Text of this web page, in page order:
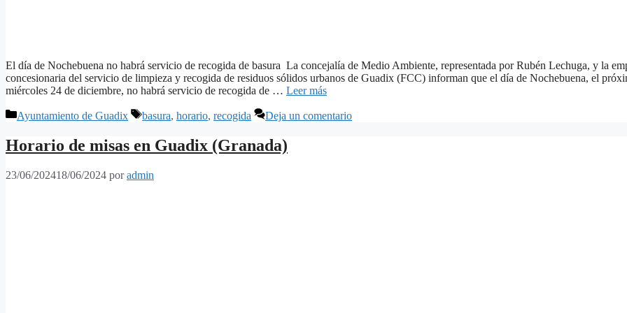
El día de Nochebuena no habrá servicio de recogida de basura La concejalía de Medio Ambiente, representada por Rubén Lechuga, y la
concesionaria del servicio de limpieza y recogida de residuos sólidos urbanos de Guadix (FCC) informan que el día de Nochebuena, el
miércoles 24 de diciembre, no habrá servicio de recogida de … Leer más
Categorías
Ayuntamiento de Guadix Etiquetas
basura, horario, recogida Deja un comentario
Horario de misas en Guadix (Granada)
23/06/202418/06/2024 poradmin